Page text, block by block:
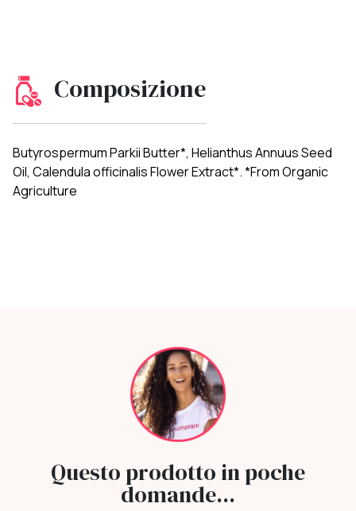
Composizione
Butyrospermum Parkii Butter*, Helianthus Annuus Seed
Oil, Calendula officinalis Flower Extract*. *From Organic
Agriculture
Questo prodotto in poche
domande...